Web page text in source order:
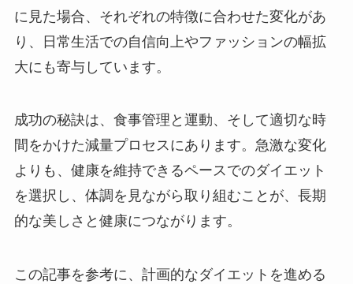
に見た場合、それぞれの特徴に合わせた変化があ
り、日常生活での自信向上やファッションの幅拡
大にも寄与しています。
成功の秘訣は、食事管理と運動、そして適切な時
間をかけた減量プロセスにあります。急激な変化
よりも、健康を維持できるペースでのダイエット
を選択し、体調を見ながら取り組むことが、長期
的な美しさと健康につながります。
この記事を参考に、計画的なダイエットを進める